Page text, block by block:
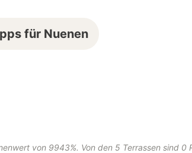
für Nuenen
von 9943%. Von den 5 Terrassen sind 0